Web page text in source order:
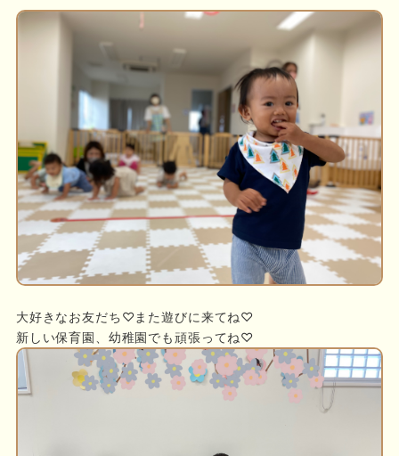
大好きなお友だち♡また遊びに来てね♡
新しい保育園、幼稚園でも頑張ってね♡